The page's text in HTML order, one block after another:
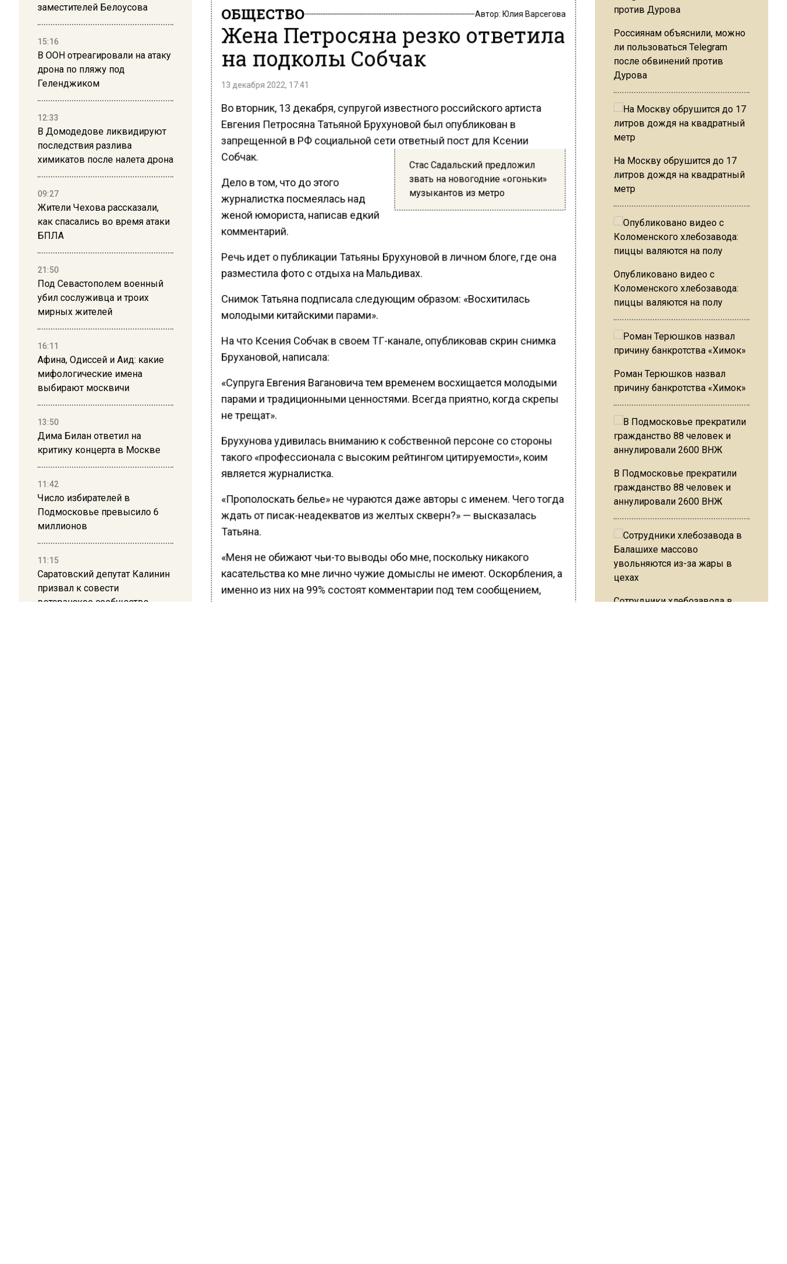
заместителей Белоусова
15:16
В ООН отреагировали на атаку
дрона по пляжу под
Геленджиком
12:33
В Домодедове ликвидируют
последствия разлива
химикатов после налета дрона
09:27
Жители Чехова рассказали,
как спасались во время атаки
БПЛА
21:50
Под Севастополем военный
убил сослуживца и троих
мирных жителей
16:11
Афина, Одиссей и Аид: какие
мифологические имена
выбирают москвичи
13:50
Дима Билан ответил на
критику концерта в Москве
11:42
Число избирателей в
Подмосковье превысило 6
миллионов
11:15
Саратовский депутат Калинин
призвал к совести
ветеранское сообщество
ОБЩЕСТВО Автор:Юлия Варсегова
Жена Петросяна резко ответила
на подколы Собчак
13 декабря 2022, 17:41
Во вторник, 13 декабря, супругой известного российского артиста
Евгения Петросяна Татьяной Брухуновой был опубликован в
запрещенной в РФ социальной сети ответный пост для Ксении
Собчак.
Стас Садальский предложил
звать на новогодние «огоньки»
музыкантов из метро
Дело в том, что до этого
журналистка посмеялась над
женой юмориста, написав едкий
комментарий.
Речь идет о публикации Татьяны Брухуновой в личном блоге, где она
разместила фото с отдыха на Мальдивах.
Снимок Татьяна подписала следующим образом: «Восхитилась
молодыми китайскими парами».
На что Ксения Собчак в своем ТГ-канале, опубликовав скрин снимка
Брухановой, написала:
«Супруга Евгения Вагановича тем временем восхищается молодыми
парами и традиционными ценностями. Всегда приятно, когда скрепы
не трещат».
Брухунова удивилась вниманию к собственной персоне со стороны
такого «профессионала с высоким рейтингом цитируемости», коим
является журналистка.
«Прополоскать белье» не чураются даже авторы с именем. Чего тогда
ждать от писак-неадекватов из желтых скверн?» — высказалась
Татьяна.
«Меня не обижают чьи-то выводы обо мне, поскольку никакого
касательства ко мне лично чужие домыслы не имеют. Оскорбления, а
именно из них на 99% состоят комментарии под тем сообщением,
Россиянам объяснили, можно
ли пользоваться Telegram
после обвинений против
Дурова
На Москву обрушится до 17
литров дождя на квадратный
метр
Опубликовано видео с
Коломенского хлебозавода:
пиццы валяются на полу
Роман Терюшков назвал
причину банкротства «Химок»
В Подмосковье прекратили
гражданство 88 человек и
аннулировали 2600 ВНЖ
Сотрудники хлебозавода в